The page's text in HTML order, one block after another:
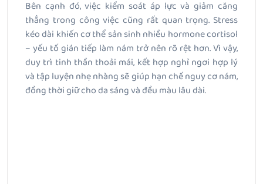
Bên cạnh đó, việc kiểm soát áp lực và giảm căng
thẳng trong công việc cũng rất quan trọng. Stress
kéo dài khiến cơ thể sản sinh nhiều hormone cortisol
– yếu tố gián tiếp làm nám trở nên rõ rệt hơn. Vì vậy,
duy trì tinh thần thoải mái, kết hợp nghỉ ngơi hợp lý
và tập luyện nhẹ nhàng sẽ giúp hạn chế nguy cơ nám,
đồng thời giữ cho da sáng và đều màu lâu dài.